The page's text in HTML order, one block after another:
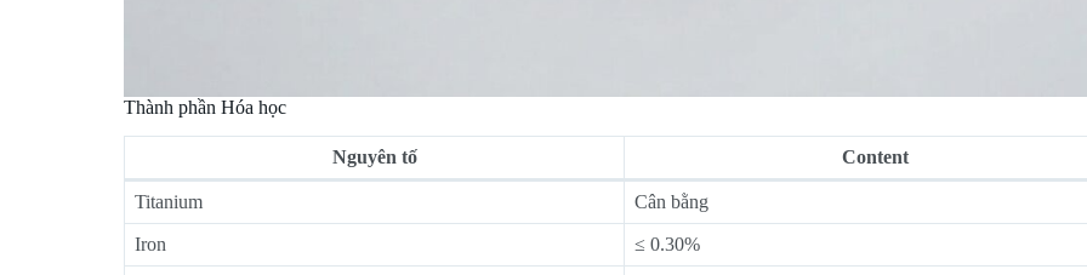
Thành phần Hóa học
Nguyên tố Content
Titanium Cân bằng
Iron ≤ 0.30%